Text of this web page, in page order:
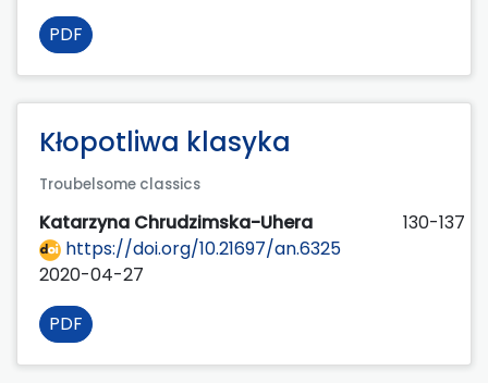
PDF
Kłopotliwa klasyka
Troubelsome classics
Katarzyna Chrudzimska-Uhera
130-137
https://doi.org/10.21697/an.6325
2020-04-27
PDF